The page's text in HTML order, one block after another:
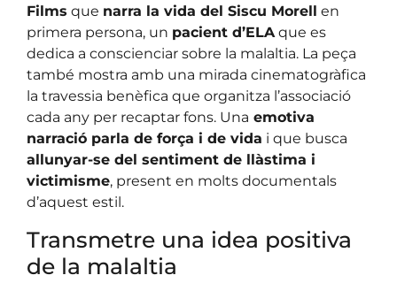
Films que narra la vida del Siscu Morell en
primera persona, un pacient d’ELAque es
dedica a conscienciar sobre la malaltia. La peça
també mostra amb una mirada cinematogràfica
la travessia benèfica que organitza l’associació
cada any per recaptar fons. Una emotiva
narració parla de força i de vida i que busca
allunyar-se del sentiment de llàstima i
victimisme, present en molts documentals
d’aquest estil.
Transmetre una idea positiva
de la malaltia